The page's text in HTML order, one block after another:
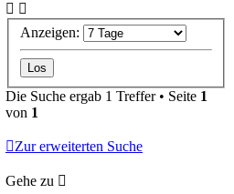
Anzeigen:
Die Suche ergab 1 Treffer • Seite 1
von 1
Zur erweiterten Suche
Gehe zu